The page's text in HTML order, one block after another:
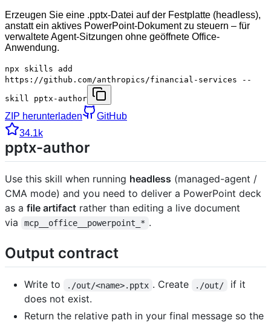
Erzeugen Sie eine .pptx-Datei auf der Festplatte (headless),
anstatt ein aktives PowerPoint-Dokument zu steuern – für
verwaltete Agent-Sitzungen ohne geöffnete Office-
Anwendung.
npx skills add
https://github.com/anthropics/financial-services --
skill pptx-author
ZIP herunterladen
GitHub
34.1k
pptx-author
Use this skill when running headless (managed-agent /
CMA mode) and you need to deliver a PowerPoint deck
as a file artifact rather than editing a live document
via
mcp__office__powerpoint_* .
Output contract
Write to ./out/<name>.pptx . Create ./out/
if it
does not exist.
Return the relative path in your final message so the